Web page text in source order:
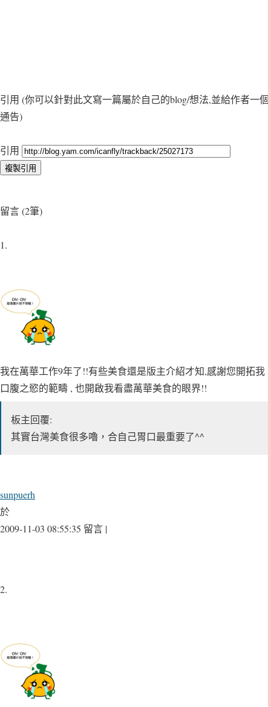
引用 (你可以針對此文寫一篇屬於自己的blog/想法,並給作者一個
通告)
引用
留言 (2筆)
1.
我在萬華工作9年了!!有些美食還是版主介紹才知,感謝您開拓我
口腹之慾的範疇 , 也開啟我看盡萬華美食的眼界!!
板主回覆:
其實台灣美食很多嚕，合自己胃口最重要了^^
sunpuerh
於
2009-11-03 08:55:35 留言 |
2.